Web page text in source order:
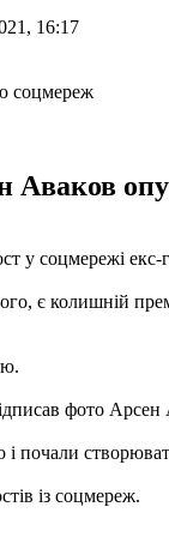
16:17
у соцмережі
є колишній
фото Арсен
і почали
із соцмереж.